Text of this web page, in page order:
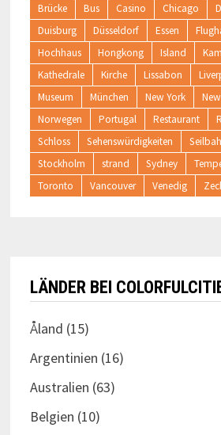
Brücke
Bus Casino Chicago
Duisburg
Düsseldorf Essen
Hochhaus
Hongkong Island
Kathedrale
Kirche Lissabon
Museum
München New York
Norwegen
Portugal Restaurant
Schloss
Sehenswürdigkeiten
Stockholm
strand Sydney
Toronto
Vancouver Venedig
LÄNDER BEI
Åland (15)
Argentinien (16)
Australien (63)
Belgien (10)